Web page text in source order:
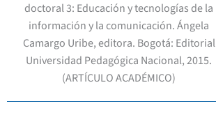
doctoral 3: Educación y tecnologías de la
información y la comunicación. Ángela
Camargo Uribe, editora. Bogotá: Editorial
Universidad Pedagógica Nacional, 2015.
(ARTÍCULO ACADÉMICO)